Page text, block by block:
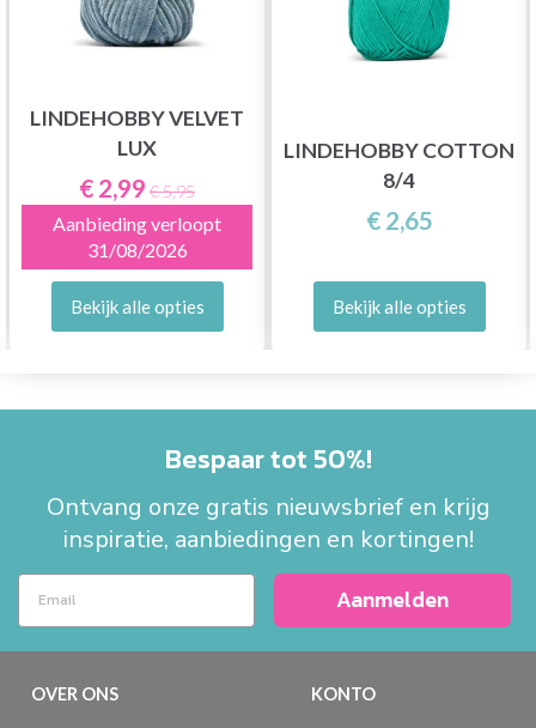
LINDEHOBBY VELVET
LUX
€ 2,99 € 5,95
Aanbieding verloopt
31/08/2026
Bekijk alle opties
LINDEHOBBY COTTON
8/4
€ 2,65
Bekijk alle opties
Bespaar tot 50%!
Ontvang onze gratis nieuwsbrief en krijg
inspiratie, aanbiedingen en kortingen!
Aanmelden
OVER ONS KONTO